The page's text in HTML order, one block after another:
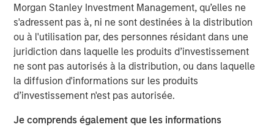
Morgan Stanley Investment Management, qu’elles ne
s'adressent pas à, ni ne sont destinées à la distribution
ou à l'utilisation par, des personnes résidant dans une
juridiction dans laquelle les produits d’investissement
ne sont pas autorisés à la distribution, ou dans laquelle
la diffusion d'informations sur les produits
d’investissement n'est pas autorisée.
Je comprends également que les informations
The Author
David N. Miller